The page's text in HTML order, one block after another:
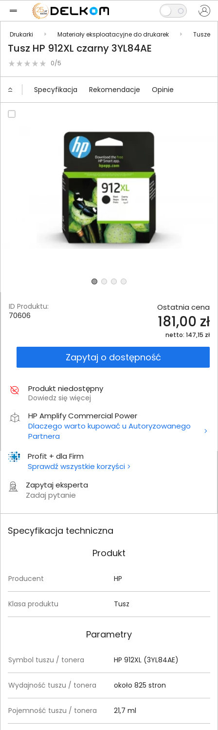
Drukarki Materiały eksploatacyjne do drukarek Tusze
Tusz HP 912XL czarny 3YL84AE
0/5
Specyfikacja Rekomendacje Opinie
Profit + dla Firm
Sprawdź wszystkie korzyści
Zapytaj eksperta
Zadaj pytanie
ID Produktu:
70606
Ostatnia cena
181,00 zł
netto: 147,15 zł
Zapytaj o dostępność
Produkt niedostępny
Dowiedz się więcej
HP Amplify Commercial Power
Dlaczego warto kupować u Autoryzowanego
Partnera
Specyfikacja techniczna
Produkt
Producent HP
Klasa produktu Tusz
Parametry
Symbol tuszu / tonera HP 912XL (3YL84AE)
Wydajność tuszu / tonera około 825 stron
Pojemność tuszu / tonera 21,7 ml